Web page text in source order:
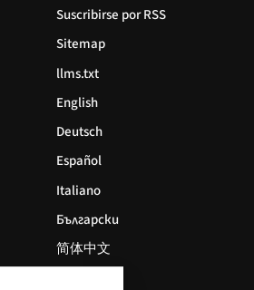
Suscribirse por RSS
Sitemap
llms.txt
English
Deutsch
Español
Italiano
Български
简体中文